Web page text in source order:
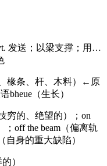
发送；以梁支撑；用…
椽条、杆、木料）←原
bheue（生长）
穷的、绝望的）；on
off the beam（偏离轨
自身的重大缺陷）
）